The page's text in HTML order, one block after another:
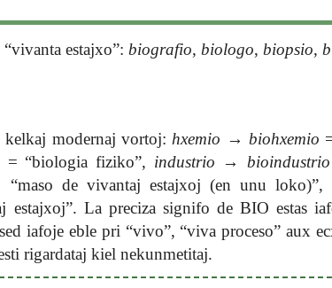
estajxo”:biografio,biologo,biopsio,
modernaj vortoj: hxemio → biohxemio
= “biologia fiziko”, industrio → bioindustrio
“maso de vivantaj estajxoj (en unu loko)”,
estajxoj”. La preciza signifo de BIO estas
iafoje eble pri “vivo”, “viva proceso” aux
rigardataj kiel nekunmetitaj.